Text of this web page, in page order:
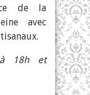
de la
avec
à 18h et